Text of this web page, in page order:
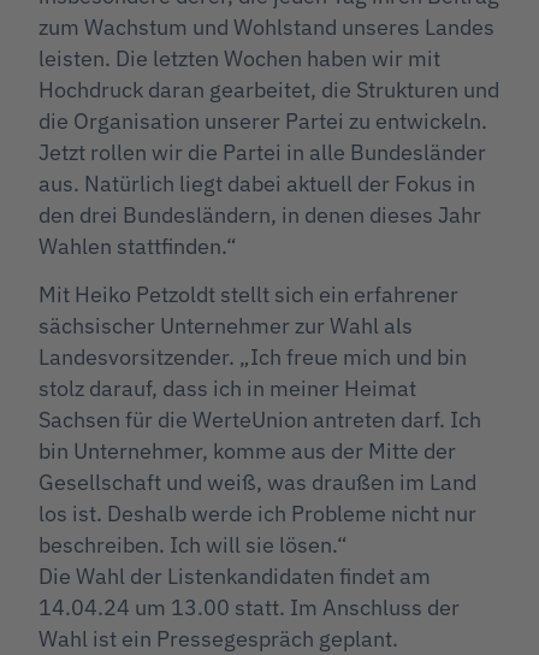
zum Wachstum und Wohlstand unseres Landes
leisten. Die letzten Wochen haben wir mit
Hochdruck daran gearbeitet, die Strukturen und
die Organisation unserer Partei zu entwickeln.
Jetzt rollen wir die Partei in alle Bundesländer
aus. Natürlich liegt dabei aktuell der Fokus in
den drei Bundesländern, in denen dieses Jahr
Wahlen stattfinden.“
Mit Heiko Petzoldt stellt sich ein erfahrener
sächsischer Unternehmer zur Wahl als
Landesvorsitzender. „Ich freue mich und bin
stolz darauf, dass ich in meiner Heimat
Sachsen für die WerteUnion antreten darf. Ich
bin Unternehmer, komme aus der Mitte der
Gesellschaft und weiß, was draußen im Land
los ist. Deshalb werde ich Probleme nicht nur
beschreiben. Ich will sie lösen.“
Die Wahl der Listenkandidaten findet am
14.04.24 um 13.00 statt. Im Anschluss der
Wahl ist ein Pressegespräch geplant.